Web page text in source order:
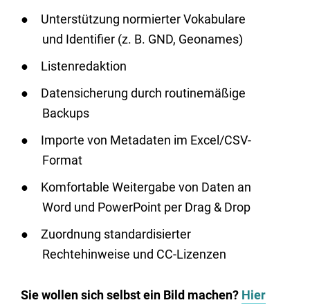
Unterstützung normierter Vokabulare
und Identifier (z. B. GND, Geonames)
Listenredaktion
Datensicherung durch routinemäßige
Backups
Importe von Metadaten im Excel/CSV-
Format
Komfortable Weitergabe von Daten an
Word und PowerPoint per Drag & Drop
Zuordnung standardisierter
Rechtehinweise und CC-Lizenzen
Sie wollen sich selbst ein Bild machen? Hier